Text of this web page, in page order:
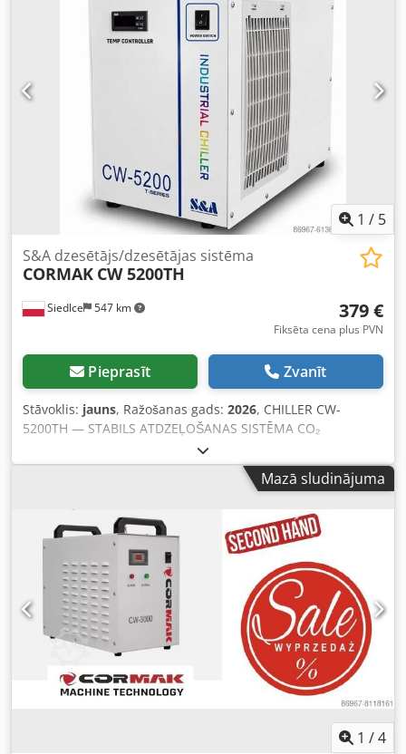
1 / 5
Siedlce 547 km
S&A dzesētājs/dzesētājas sistēma
CORMAK CW 5200TH
379 €
Fiksēta cena plus PVN
Pieprasīt Zvanīt
Stāvoklis: jauns, Ražošanas gads: 2026, CHILLER CW-
5200TH — STABILS ATDZEĻOŠANAS SISTĒMA CO₂
LĀZERGRAVERIEM S&A firmas chiller CW-5200TH ir
rūpniecisks ūdens dzesēšanas bloks, kas paredzēts CO₂
lāzertubu dzesēšanai lāzergravēšanas iekārtās,
stabila dzesēšanas šķidruma cirkulācija. Crjdpog Nkvrjfx
Am Uef S&A ir cienīts zīmols lāzerdzesēšanas nozarē, kas
pazīstams ar saviem uzticamajiem chillereiem, stabilu
darbību un augstu efektivitāti, nodrošinot CO₂ lāzertubu
aizsardzību pret pārkaršanu. Pateicoties aktīvajai
dzesēšanas sistēmai, iekārta palīdz uzturēt ūdens
temperatūru atbilstošā līmenī, kas ietekmē lāzertubas
drošību, darbības stabilitāti un griešanas un gravēšanas
rezultātu atkārtotību. KĀPĒC IR VĒRTS IZVĒLĒTIES S&A
FIRMAS CHILLER CW-5200TH? Stabila dzesēšanas šķidruma
risku ilgstošas iekārtas darbības laikā. CO₂ lāzertubas
Mazā sludinājuma
1 /4